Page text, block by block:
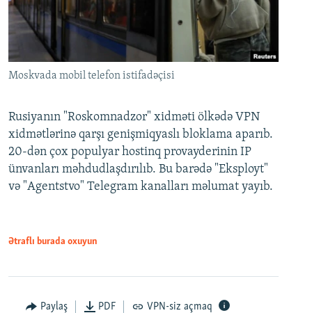
Moskvada mobil telefon istifadəçisi
Rusiyanın "Roskomnadzor" xidməti ölkədə VPN
xidmətlərinə qarşı genişmiqyaslı bloklama aparıb.
20-dən çox populyar hostinq provayderinin IP
ünvanları məhdudlaşdırılıb. Bu barədə "Eksployt"
və "Agentstvo" Telegram kanalları məlumat yayıb.
Ətraflı burada oxuyun
Paylaş PDF VPN-siz açmaq